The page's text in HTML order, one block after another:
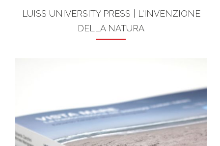
LUISS UNIVERSITY PRESS | L'INVENZIONE
DELLA NATURA